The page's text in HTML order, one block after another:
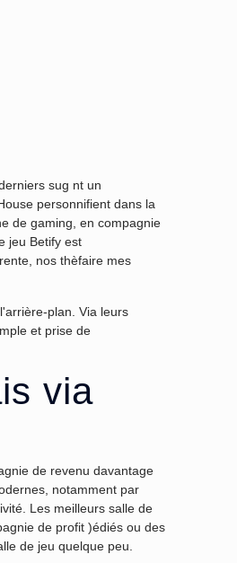
sug nt un
personnifient dans la
de gaming, en compagnie
jeu Betify est
nos thèfaire mes
plan. Via leurs
et prise de
via
de revenu davantage
notamment par
Les meilleurs salle de
de profit )édiés ou des
de jeu quelque peu.